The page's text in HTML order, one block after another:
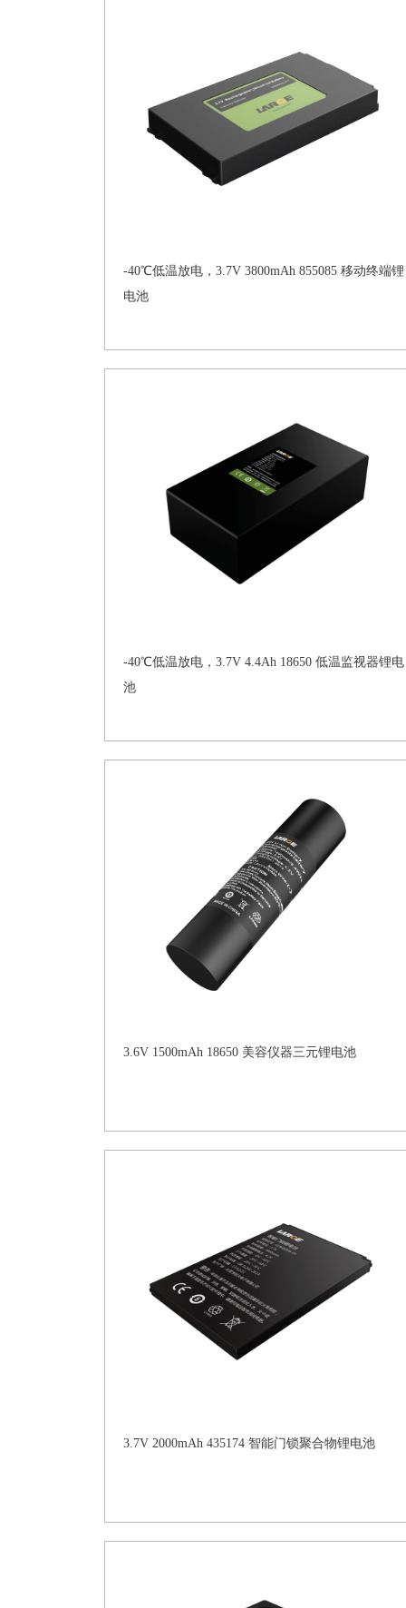
-40℃低温放电，3.7V 3800mAh 855085 移动终端锂
电池
-40℃低温放电，3.7V 4.4Ah 18650 低温监视器锂电
池
3.6V 1500mAh 18650 美容仪器三元锂电池
3.7V 2000mAh 435174 智能门锁聚合物锂电池